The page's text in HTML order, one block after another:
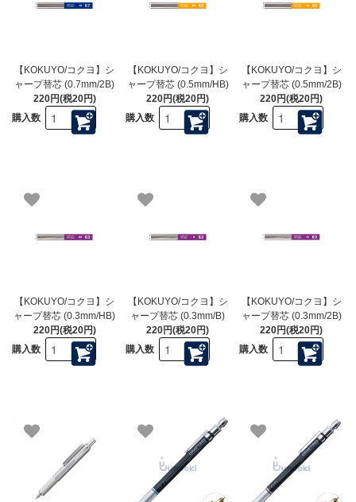
【KOKUYO/コクヨ】シ
ャープ替芯 (0.7mm/2B)
220円(税20円)
購入数
【KOKUYO/コクヨ】シ
ャープ替芯 (0.5mm/HB)
220円(税20円)
購入数
【KOKUYO/コクヨ】シ
ャープ替芯 (0.5mm/2B)
220円(税20円)
購入数
【KOKUYO/コクヨ】シ
ャープ替芯 (0.3mm/HB)
220円(税20円)
購入数
【KOKUYO/コクヨ】シ
ャープ替芯 (0.3mm/B)
220円(税20円)
購入数
【KOKUYO/コクヨ】シ
ャープ替芯 (0.3mm/2B)
220円(税20円)
購入数